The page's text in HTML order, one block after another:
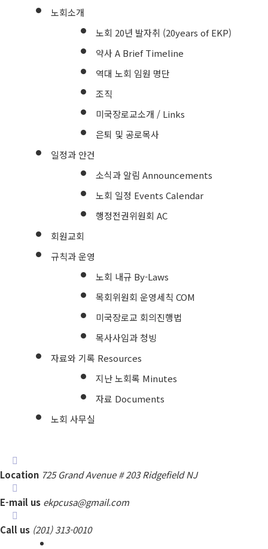
노회소개
노회 20년 발자취 (20years of EKP)
약사 A Brief Timeline
역대 노회 임원 명단
조직
미국장로교소개 / Links
은퇴 및 공로목사
일정과 안건
소식과 알림 Announcements
노회 일정 Events Calendar
행정전권위원회 AC
회원교회
규칙과 운영
노회 내규 By-Laws
목회위원회 운영세칙 COM
미국장로교 회의진행법
목사사임과 청빙
자료와 기록 Resources
지난 노회록 Minutes
자료 Documents
노회 사무실
Location 725 Grand Avenue # 203 Ridgefield NJ
E-mail us ekpcusa@gmail.com
Call us (201) 313-0010